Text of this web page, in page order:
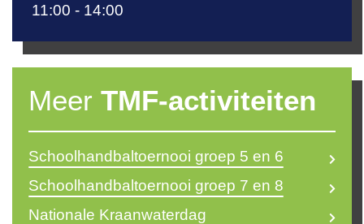
11:00 - 14:00
Meer TMF-activiteiten
Schoolhandbaltoernooi groep 5 en 6
Schoolhandbaltoernooi groep 7 en 8
Nationale Kraanwaterdag